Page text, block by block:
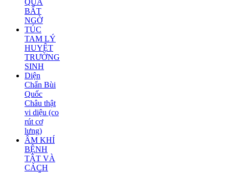
BẤT
NGỜ
TÚC
TAM LÝ
HUYỆT
TRƯỜNG
SINH
Diện
Chẩn Bùi
Quốc
Châu thật
vi diệu (co
rút cơ
lưng)
ÂM KHÍ
BỆNH
TẬT VÀ
CÁCH